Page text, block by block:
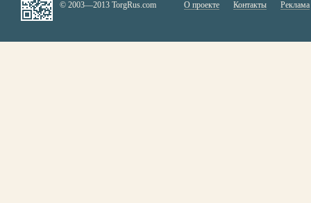
© 2003—2013 TorgRus.com О проекте Контакты Реклама